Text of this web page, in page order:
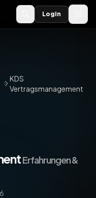
Login
KDS
Vertragsmanagement
Erfahrungen &